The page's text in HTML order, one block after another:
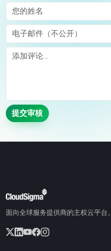
您的姓名
电子邮件（不公开）
Comment
提交审核
面向全球服务提供商的主权云平台。